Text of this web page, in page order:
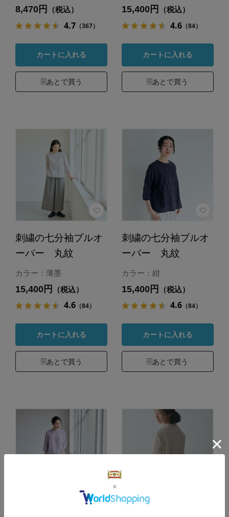
8,470円 （税込）
4.7（367）
カートに入れる
あとで買う
15,400円 （税込）
4.6（84）
カートに入れる
あとで買う
刺繍の七分袖プルオ
ーバー 丸紋
カラー：薄墨
15,400円 （税込）
4.6（84）
カートに入れる
あとで買う
刺繍の七分袖プルオ
ーバー 丸紋
カラー：紺
15,400円 （税込）
4.6（84）
カートに入れる
あとで買う